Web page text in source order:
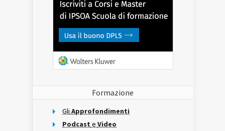
Formazione
Gli Approfondimenti
Podcast e Video